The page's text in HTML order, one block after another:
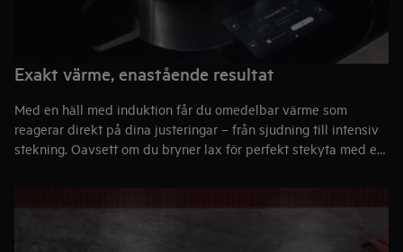
Exakt värme, enastående resultat
Med en häll med induktion får du omedelbar värme som
reagerar direkt på dina justeringar – från sjudning till intensiv
stekning. Oavsett om du bryner lax för perfekt stekyta med en
individuella kokzonerna flexibilitet för allt från snabba
middagar till kulinariska utmaningar.